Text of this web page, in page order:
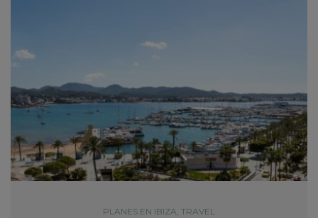
PLANES EN IBIZA, TRAVEL